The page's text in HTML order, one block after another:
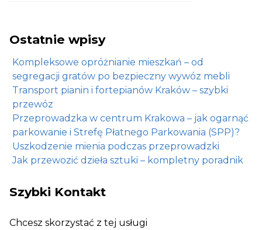
Ostatnie wpisy
Kompleksowe opróżnianie mieszkań – od
segregacji gratów po bezpieczny wywóz mebli
Transport pianin i fortepianów Kraków – szybki
przewóz
Przeprowadzka w centrum Krakowa – jak ogarnąć
parkowanie i Strefę Płatnego Parkowania (SPP)?
Uszkodzenie mienia podczas przeprowadzki
Jak przewozić dzieła sztuki – kompletny poradnik
Szybki Kontakt
Chcesz skorzystać z tej usługi